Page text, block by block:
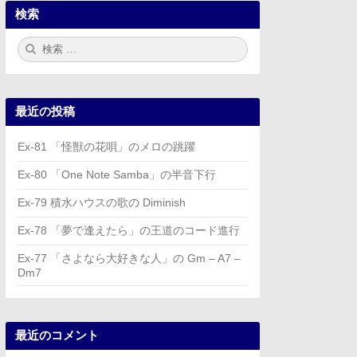
検索
検
索:
最近の投稿
Ex-81 「怪獣の花唄」のメロの跳躍
Ex-80 「One Note Samba」の半音下行
Ex-79 積水ハウスの歌の Diminish
Ex-78 「夢で逢えたら」の王道のコード進行
Ex-77 「さよなら大好きな人」の Gm – A7 –
Dm7
最近のコメント